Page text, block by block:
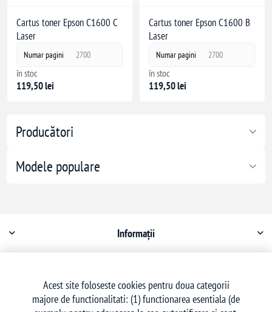
Producători
Modele populare
Cartus toner Epson C1600 C
Laser
Numar pagini 2700
în stoc
119,50 lei
Cartus toner Epson C1600 B
Laser
Numar pagini 2700
în stoc
119,50 lei
Informații
Acest site foloseste cookies pentru doua categorii
majore de functionalitati: (1) functionarea esentiala (de